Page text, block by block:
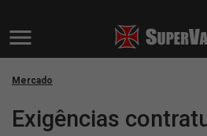
Mercado
Exigências